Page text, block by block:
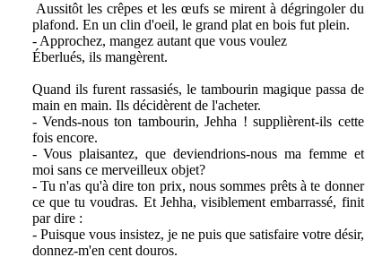
Aussitôt les crêpes et les œufs se mirent à dégringoler du
plafond. En un clin d'oeil, le grand plat en bois fut plein.
- Approchez, mangez autant que vous voulez
Éberlués, ils mangèrent.
Quand ils furent rassasiés, le tambourin magique passa de
main en main. Ils décidèrent de l'acheter.
- Vends-nous ton tambourin, Jehha ! sup­plièrent-ils cette
fois encore.
- Vous plaisantez, que deviendrions-nous ma femme et
moi sans ce merveilleux objet?
- Tu n'as qu'à dire ton prix, nous sommes prêts à te donner
ce que tu voudras. Et Jehha, visiblement embarrassé, finit
par dire :
- Puisque vous insistez, je ne puis que satisfaire votre désir,
donnez-m'en cent douros.